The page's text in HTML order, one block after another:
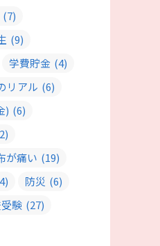
(7)
(9)
学費貯金 (4)
リアル (6)
) (6)
が痛い (19)
防災 (6)
験 (27)